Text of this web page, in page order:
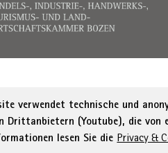
Privacy AGB
verwendet technische und
Drittanbietern (Youtube), die von
lesen Sie die Privacy &